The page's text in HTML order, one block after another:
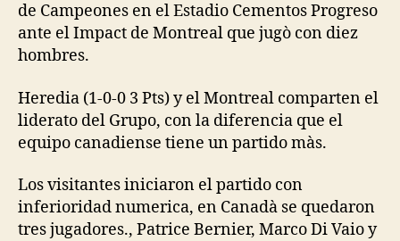
de Campeones en el Estadio Cementos Progreso
ante el Impact de Montreal que jugò con diez
hombres.
Heredia (1-0-0 3 Pts) y el Montreal comparten el
liderato del Grupo, con la diferencia que el
equipo canadiense tiene un partido màs.
Los visitantes iniciaron el partido con
inferioridad numerica, en Canadà se quedaron
tres jugadores., Patrice Bernier, Marco Di Vaio y